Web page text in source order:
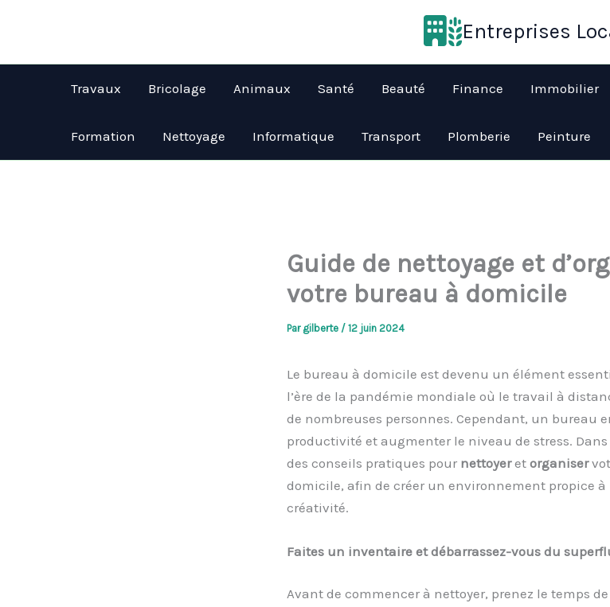
Entreprises
Travaux Bricolage Animaux Santé Beauté Finance Immobilier
Formation Nettoyage Informatique Transport Plomberie Peinture
Guide de nettoyage et
votre bureau à domicile
Par gilberte / 12 juin 2024
Le bureau à domicile est devenu un élément
l’ère de la pandémie mondiale où le travail à
de nombreuses personnes. Cependant, un bureau
productivité et augmenter le niveau de stress.
des conseils pratiques pour nettoyeret organiser
domicile, afin de créer un environnement propice
créativité.
Faites un inventaire et débarrassez-vous du
Avant de commencer à nettoyer, prenez le temps de